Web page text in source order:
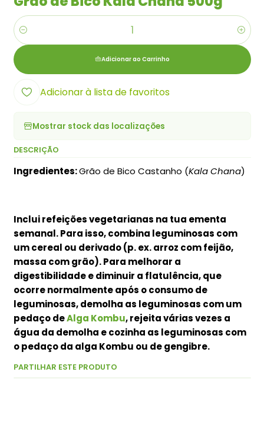
Quantidade
Adicionar ao Carrinho
Adicionar à lista de favoritos
Mostrar stock das localizações
DESCRIÇÃO
Ingredientes:Grão de Bico Castanho (Kala Chana)
Inclui refeições vegetarianas na tua ementa
semanal. Para isso, combina leguminosas com
um cereal ou derivado (p. ex. arroz com feijão,
massa com grão). Para melhorar a
digestibilidade e diminuir a flatulência, que
ocorre normalmente após o consumo de
leguminosas, demolha as leguminosas com um
pedaço deAlga Kombu, rejeita várias vezes a
água da demolha e cozinha as leguminosas com
o pedaço da alga Kombu ou de gengibre.
PARTILHAR ESTE PRODUTO